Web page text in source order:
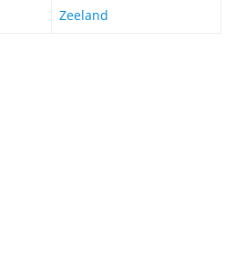
Zeeland